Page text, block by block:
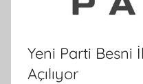
Yeni Parti Besni
Açılıyor